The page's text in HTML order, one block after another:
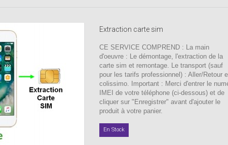
Extraction carte sim
CE SERVICE COMPREND : La main
d'oeuvre : Le démontage, l'extraction de la
carte sim et remontage. Le transport (sauf
pour les tarifs professionnel) : Aller/Retour
colissimo. Important : Merci d'entrer le
IMEI de votre téléphone (ci-dessous) et de
cliquer sur "Enregistrer" avant d'ajouter le
produit à votre panier.
En Stock